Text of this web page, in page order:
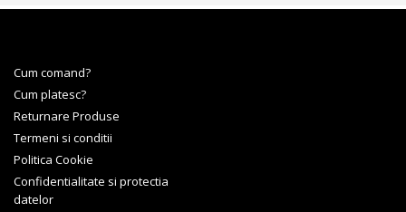
Cum comand?
Cum platesc?
Returnare Produse
Termeni si conditii
Politica Cookie
Confidentialitate si protectia
datelor